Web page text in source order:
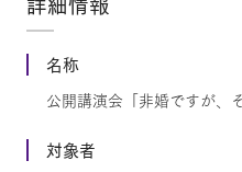
名称
公開講演会「非婚ですが、
対象者